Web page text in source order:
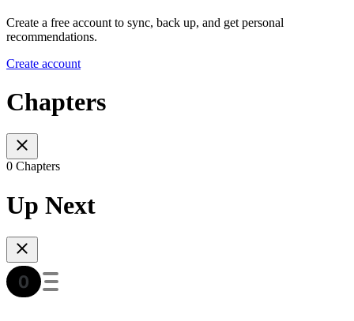
Create a free account to sync, back up, and get personal
recommendations.
Create account
Chapters
0 Chapters
Up Next